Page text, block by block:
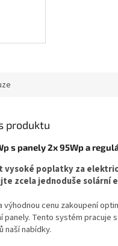
produktu
s panely 2x 95Wp a
vysoké poplatky za
zcela jednoduše solární
výhodnou cenu zakoupení
panely. Tento systém pracuje
naší nabídky.